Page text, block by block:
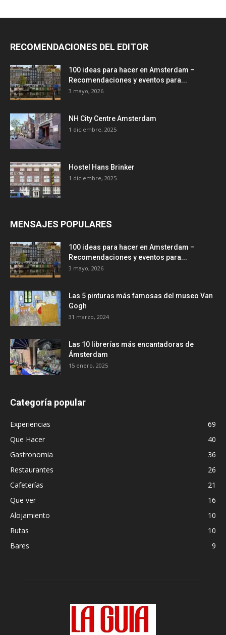
RECOMENDACIONES DEL EDITOR
100 ideas para hacer en Amsterdam –
Recomendaciones y eventos para...
3 mayo, 2026
NH City Centre Amsterdam
1 diciembre, 2025
Hostel Hans Brinker
1 diciembre, 2025
MENSAJES POPULARES
100 ideas para hacer en Amsterdam –
Recomendaciones y eventos para...
3 mayo, 2026
Las 5 pinturas más famosas del museo Van
Gogh
31 marzo, 2024
Las 10 librerías más encantadoras de
Ámsterdam
15 enero, 2025
Categoría popular
Experiencias
69
Que Hacer
40
Gastronomia
36
Restaurantes
26
Cafeterías
21
Que ver
16
Alojamiento
10
Rutas
10
Bares
9